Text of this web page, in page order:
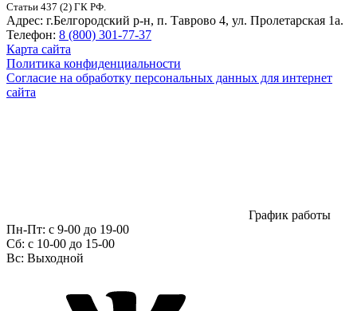
Статьи 437 (2) ГК РФ.
Адрес: г.Белгородский р-н, п. Таврово 4, ул. Пролетарская 1а.
Телефон: 8 (800) 301-77-37
Карта сайта
Политика конфиденциальности
Согласие на обработку персональных данных для интернет
сайта
График работы
Пн-Пт: с 9-00 до 19-00
Сб: c 10-00 до 15-00
Вс: Выходной